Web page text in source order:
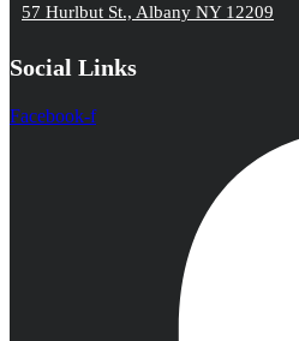
57 Hurlbut St., Albany NY 12209
Social Links
Facebook-f